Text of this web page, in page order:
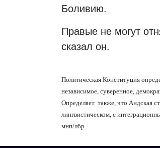
Боливию.
Правые не могут
сказал он.
Политическая Конституция
независимое, суверенное,
Определяет также, что Андская
лингвистическом, с
мнп/лбр